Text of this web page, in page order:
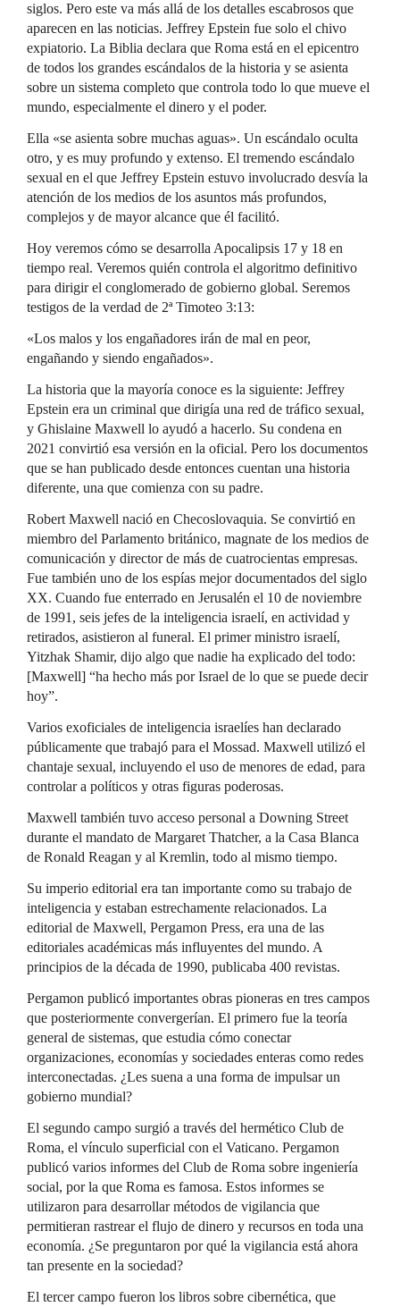
siglos. Pero este va más allá de los detalles escabrosos que
aparecen en las noticias. Jeffrey Epstein fue solo el chivo
expiatorio. La Biblia declara que Roma está en el epicentro
de todos los grandes escándalos de la historia y se asienta
sobre un sistema completo que controla todo lo que mueve el
mundo, especialmente el dinero y el poder.
Ella «se asienta sobre muchas aguas». Un escándalo oculta
otro, y es muy profundo y extenso. El tremendo escándalo
sexual en el que Jeffrey Epstein estuvo involucrado desvía la
atención de los medios de los asuntos más profundos,
complejos y de mayor alcance que él facilitó.
Hoy veremos cómo se desarrolla Apocalipsis 17 y 18 en
tiempo real. Veremos quién controla el algoritmo definitivo
para dirigir el conglomerado de gobierno global. Seremos
testigos de la verdad de 2ª Timoteo 3:13:
«Los malos y los engañadores irán de mal en peor,
engañando y siendo engañados».
La historia que la mayoría conoce es la siguiente: Jeffrey
Epstein era un criminal que dirigía una red de tráfico sexual,
y Ghislaine Maxwell lo ayudó a hacerlo. Su condena en
2021 convirtió esa versión en la oficial. Pero los documentos
que se han publicado desde entonces cuentan una historia
diferente, una que comienza con su padre.
Robert Maxwell nació en Checoslovaquia. Se convirtió en
miembro del Parlamento británico, magnate de los medios de
comunicación y director de más de cuatrocientas empresas.
Fue también uno de los espías mejor documentados del siglo
XX. Cuando fue enterrado en Jerusalén el 10 de noviembre
de 1991, seis jefes de la inteligencia israelí, en actividad y
retirados, asistieron al funeral. El primer ministro israelí,
Yitzhak Shamir, dijo algo que nadie ha explicado del todo:
[Maxwell] “ha hecho más por Israel de lo que se puede decir
hoy”.
Varios exoficiales de inteligencia israelíes han declarado
públicamente que trabajó para el Mossad. Maxwell utilizó el
chantaje sexual, incluyendo el uso de menores de edad, para
controlar a políticos y otras figuras poderosas.
Maxwell también tuvo acceso personal a Downing Street
durante el mandato de Margaret Thatcher, a la Casa Blanca
de Ronald Reagan y al Kremlin, todo al mismo tiempo.
Su imperio editorial era tan importante como su trabajo de
inteligencia y estaban estrechamente relacionados. La
editorial de Maxwell, Pergamon Press, era una de las
editoriales académicas más influyentes del mundo. A
principios de la década de 1990, publicaba 400 revistas.
Pergamon publicó importantes obras pioneras en tres campos
que posteriormente convergerían. El primero fue la teoría
general de sistemas, que estudia cómo conectar
organizaciones, economías y sociedades enteras como redes
interconectadas. ¿Les suena a una forma de impulsar un
gobierno mundial?
El segundo campo surgió a través del hermético Club de
Roma, el vínculo superficial con el Vaticano. Pergamon
publicó varios informes del Club de Roma sobre ingeniería
social, por la que Roma es famosa. Estos informes se
utilizaron para desarrollar métodos de vigilancia que
permitieran rastrear el flujo de dinero y recursos en toda una
economía. ¿Se preguntaron por qué la vigilancia está ahora
tan presente en la sociedad?
El tercer campo fueron los libros sobre cibernética, que